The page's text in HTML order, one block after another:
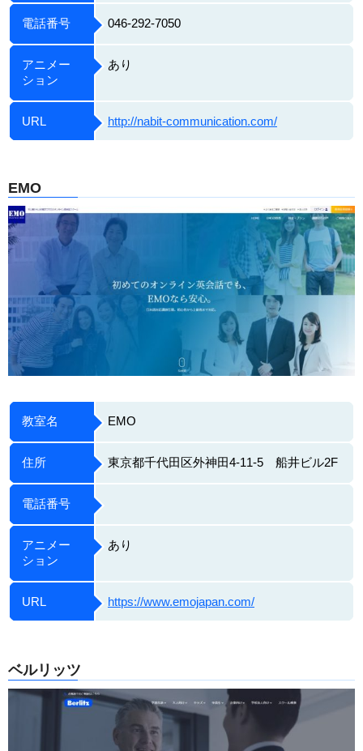
電話番号 046-292-7050
アニメー
ション
あり
URL http://nabit-communication.com/
EMO
教室名 EMO
住所 東京都千代田区外神田4-11-5 船井ビル2F
電話番号
アニメー
ション
あり
URL https://www.emojapan.com/
ベルリッツ